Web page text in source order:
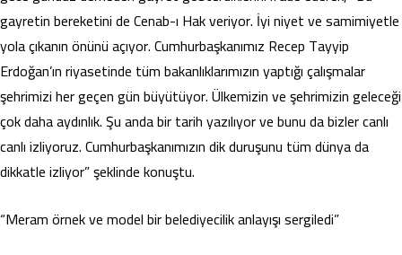
gayretin bereketini de Cenab-ı Hak veriyor. İyi niyet ve samimiyetle
yola çıkanın önünü açıyor. Cumhurbaşkanımız Recep Tayyip
Erdoğan’ın riyasetinde tüm bakanlıklarımızın yaptığı çalışmalar
şehrimizi her geçen gün büyütüyor. Ülkemizin ve şehrimizin geleceği
çok daha aydınlık. Şu anda bir tarih yazılıyor ve bunu da bizler canlı
canlı izliyoruz. Cumhurbaşkanımızın dik duruşunu tüm dünya da
dikkatle izliyor” şeklinde konuştu.
“Meram örnek ve model bir belediyecilik anlayışı sergiledi”